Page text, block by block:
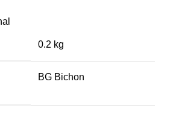
0.2 kg
BG Bichon